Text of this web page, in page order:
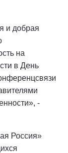
и добрая
на
в День
-
Россия»